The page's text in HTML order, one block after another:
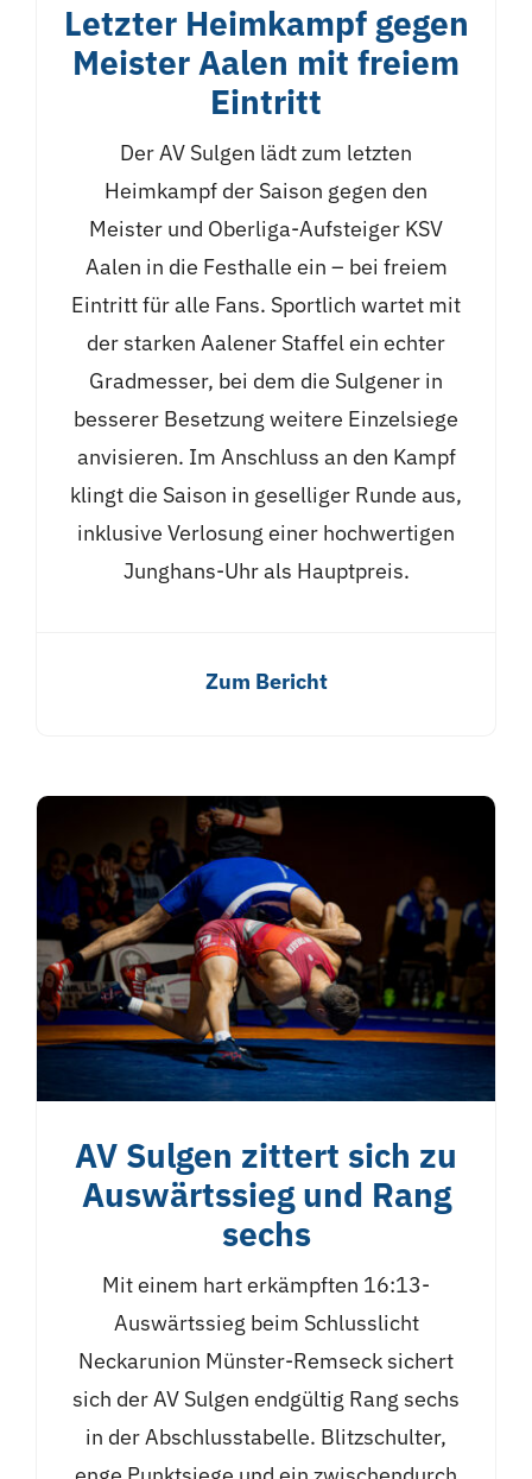
Letzter Heimkampf gegen
Meister Aalen mit freiem
Eintritt
Der AV Sulgen lädt zum letzten
Heimkampf der Saison gegen den
Meister und Oberliga-Aufsteiger KSV
Aalen in die Festhalle ein – bei freiem
Eintritt für alle Fans. Sportlich wartet mit
der starken Aalener Staffel ein echter
Gradmesser, bei dem die Sulgener in
besserer Besetzung weitere Einzelsiege
anvisieren. Im Anschluss an den Kampf
klingt die Saison in geselliger Runde aus,
inklusive Verlosung einer hochwertigen
Junghans-Uhr als Hauptpreis.
Zum Bericht
AV Sulgen zittert sich zu
Auswärtssieg und Rang
sechs
Mit einem hart erkämpften 16:13-
Auswärtssieg beim Schlusslicht
Neckarunion Münster-Remseck sichert
sich der AV Sulgen endgültig Rang sechs
in der Abschlusstabelle. Blitzschulter,